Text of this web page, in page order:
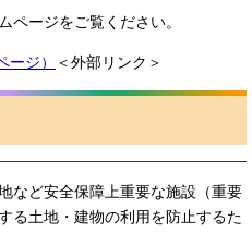
ページをご覧ください。
ージ） ＜外部リンク＞
など安全保障上重要な施設（重要
る土地・建物の利用を防止するた